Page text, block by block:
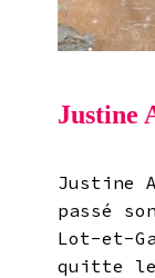
Justine
Justine
passé
Lot-et-
quitte